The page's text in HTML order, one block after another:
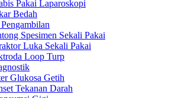
Pakai Laparoskopi
Bedah
Spesimen Sekali Pakai
Luka Sekali Pakai
Loop Turp
Glukosa Getih
Tekanan Darah